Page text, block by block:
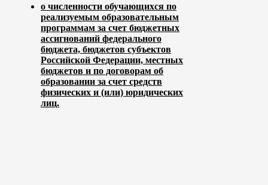
о численности обучающихся по
реализуемым образовательным
программам за счет бюджетных
ассигнований федерального
бюджета, бюджетов субъектов
Российской Федерации, местных
бюджетов и по договорам об
образовании за счет средств
физических и (или) юридических
лиц.